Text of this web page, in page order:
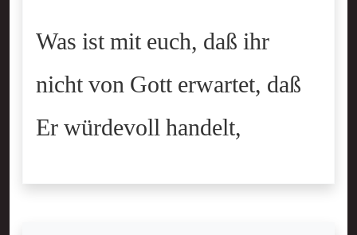
Was ist mit euch, daß ihr
nicht von Gott erwartet, daß
Er würdevoll handelt,